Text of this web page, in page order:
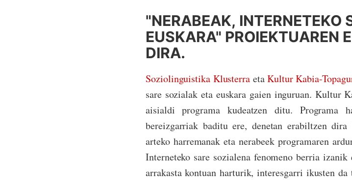
"NERABEAK, INTERNETEKO
EUSKARA" PROIEKTUAREN
DIRA.
Soziolinguistika Klusterra etaKultur Kabia-
sare sozialak eta euskara gaien inguruan. Kultur
aisialdi programa kudeatzen ditu. Programa
bereizgarriak baditu ere, denetan erabiltzen dira
arteko harremanak eta nerabeek programaren
Interneteko sare sozialena fenomeno berria
arrakasta kontuan harturik, interesgarri ikusten